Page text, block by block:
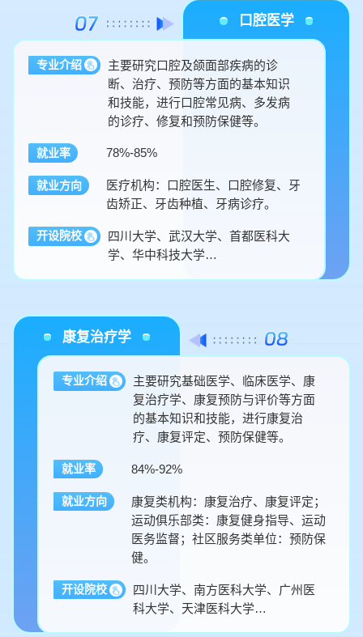
口腔医学
专业介绍
主要研究口腔及颌面部疾病的诊
断、治疗、预防等方面的基本知识
和技能，进行口腔常见病、多发病
的诊疗、修复和预防保健等。
就业率 78%-85%
就业方向
医疗机构：口腔医生、口腔修复、牙
齿矫正、牙齿种植、牙病诊疗。
开设院校
四川大学、武汉大学、首都医科大
学、华中科技大学…
康复治疗学
专业介绍
主要研究基础医学、临床医学、康
复治疗学、康复预防与评价等方面
的基本知识和技能，进行康复治
疗、康复评定、预防保健等。
就业率 84%-92%
就业方向
康复类机构：康复治疗、康复评定；
运动俱乐部类：康复健身指导、运动
医务监督；社区服务类单位：预防保
健。
开设院校
四川大学、南方医科大学、广州医
科大学、天津医科大学…